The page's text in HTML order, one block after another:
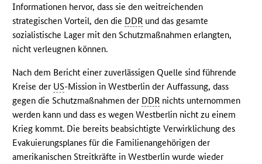
Informationen hervor, dass sie den weitreichenden
strategischen Vorteil, den die DDR und das gesamte
sozialistische Lager mit den Schutzmaßnahmen erlangten,
nicht verleugnen können.
Nach dem Bericht einer zuverlässigen Quelle sind führende
Kreise der US-Mission in Westberlin der Auffassung, dass
gegen die Schutzmaßnahmen der DDR nichts unternommen
werden kann und dass es wegen Westberlin nicht zu einem
Krieg kommt. Die bereits beabsichtigte Verwirklichung des
Evakuierungsplanes für die Familienangehörigen der
amerikanischen Streitkräfte in Westberlin wurde wieder